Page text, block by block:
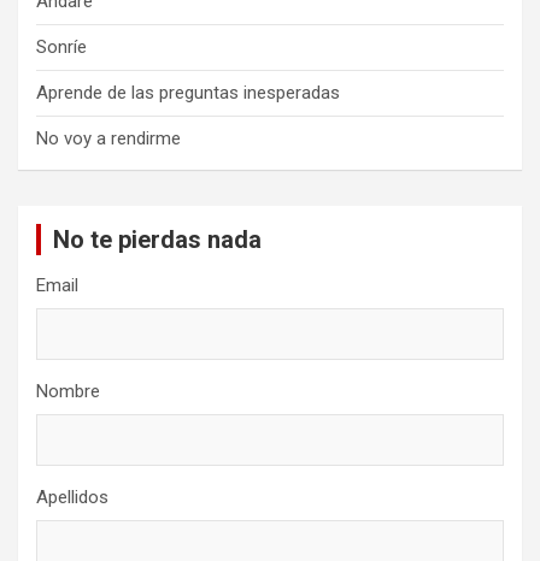
Sonríe
Aprende de las preguntas inesperadas
No voy a rendirme
No te pierdas nada
Email
Nombre
Apellidos